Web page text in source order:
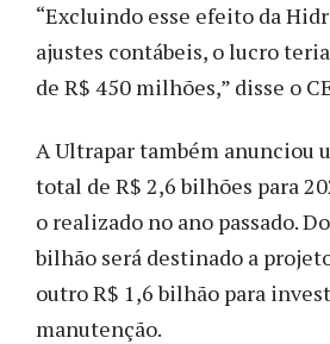
“Excluindo esse efeito da
ajustes contábeis, o lucro
de R$ 450 milhões,” disse o
A Ultrapar também anunciou
total de R$ 2,6 bilhões para
o realizado no ano passado.
bilhão será destinado a
outro R$ 1,6 bilhão para
manutenção.